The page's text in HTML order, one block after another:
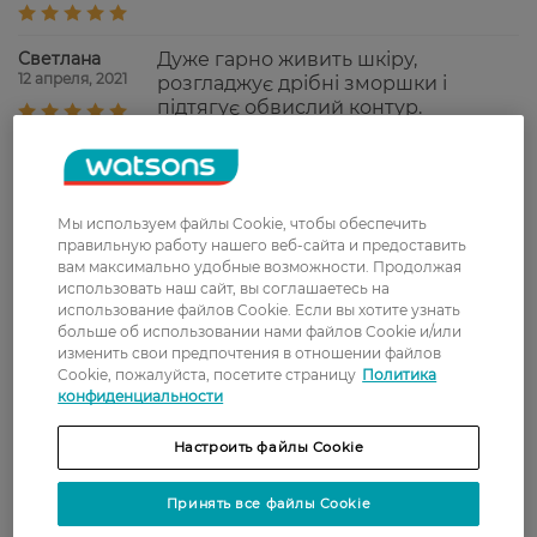
Светлана
12 апреля, 2021
Дуже гарно живить шкіру,
розгладжує дрібні зморшки і
підтягує обвислий контур.
15 августа, 2020
Приятный ночной крем,
увлажняет, не оставляет плёнки на
Показати ще
Доставка
В отделение Новой почты - 99 грн, бесплатно
от 699 грн
Мы используем файлы Cookie, чтобы обеспечить
правильную работу нашего веб-сайта и предоставить
вам максимально удобные возможности. Продолжая
использовать наш сайт, вы соглашаетесь на
использование файлов Cookie. Если вы хотите узнать
больше об использовании нами файлов Cookie и/или
изменить свои предпочтения в отношении файлов
Cookie, пожалуйста, посетите страницу Политика
конфиденциальности
Настроить файлы Cookie
Принять все файлы Cookie